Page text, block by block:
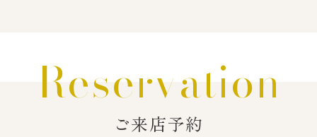
Reservation
ご来店予約